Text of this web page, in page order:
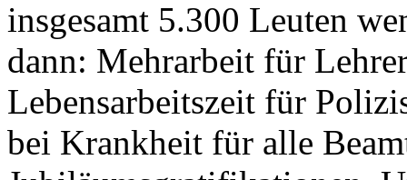
insgesamt 5.300 Leuten
dann: Mehrarbeit für
Lebensarbeitszeit für
bei Krankheit für alle